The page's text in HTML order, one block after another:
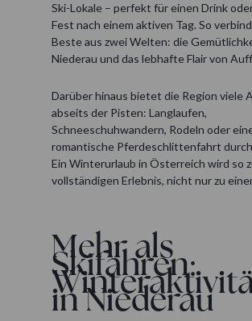
Ski-Lokale – perfekt für einen Drink
Fest nach einem aktiven Tag. So
Beste aus zwei Welten: die
Niederau und das lebhafte Flair von
Darüber hinaus bietet die Region viele
abseits der Pisten: Langlaufen,
Schneeschuhwandern, Rodeln oder
romantische Pferdeschlittenfahrt durch
Ein Winterurlaub in Österreich wird so
vollständigen Erlebnis, nicht nur zu
Mehr als
Skifahren:
in Niederau